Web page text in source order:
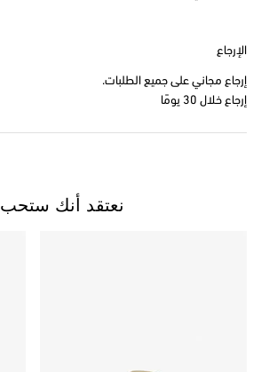
الإرجاع
إرجاع مجاني على جميع الطلبات.
إرجاع خلال 30 يومًا
نعتقد أنك ستحب